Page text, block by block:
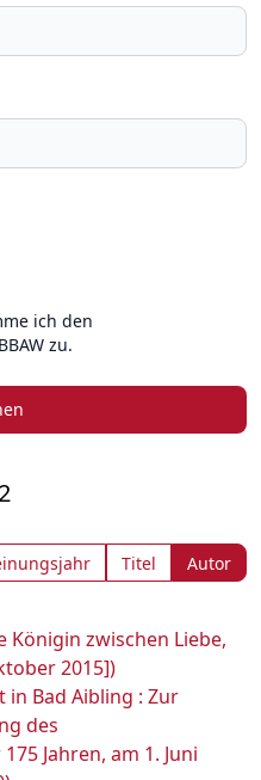
ich den
zu.
Titel Autor
Königin zwischen Liebe,
2015])
in Bad Aibling : Zur
des
Jahren, am 1. Juni